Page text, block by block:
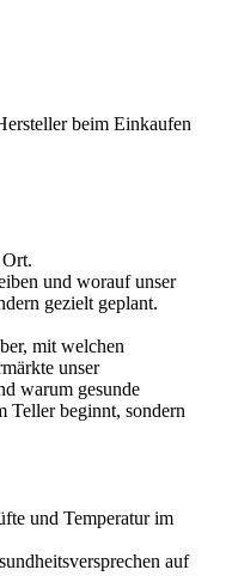
beim Einkaufen
und worauf unser
gezielt geplant.
mit welchen
unser
warum gesunde
Teller beginnt, sondern
und Temperatur im
auf